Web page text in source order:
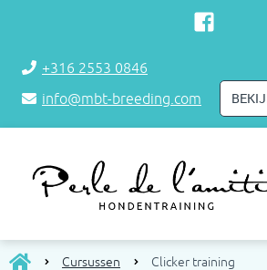
+316 2553 0846
info@mbt-breeding.com
Cursussen Clicker training